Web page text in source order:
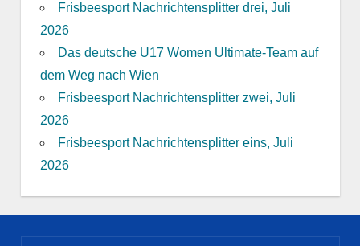
Frisbeesport Nachrichtensplitter drei, Juli
2026
Das deutsche U17 Women Ultimate-Team auf
dem Weg nach Wien
Frisbeesport Nachrichtensplitter zwei, Juli
2026
Frisbeesport Nachrichtensplitter eins, Juli
2026